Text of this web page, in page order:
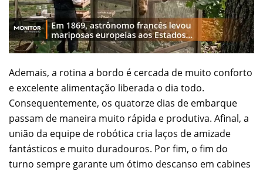
Ademais, a rotina a bordo é cercada de muito conforto
e excelente alimentação liberada o dia todo.
Consequentemente, os quatorze dias de embarque
passam de maneira muito rápida e produtiva. Afinal, a
união da equipe de robótica cria laços de amizade
fantásticos e muito duradouros. Por fim, o fim do
turno sempre garante um ótimo descanso em cabines